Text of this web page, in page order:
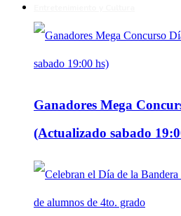
Ganadores Mega
(Actualizado sabado